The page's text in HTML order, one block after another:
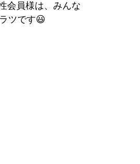
会員様は、みんな
ツです😃